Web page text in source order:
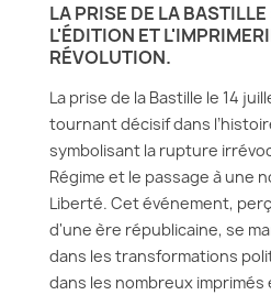
LA PRISE DE LA
L'ÉDITION ET
RÉVOLUTION.
La prise de la Bastille le 14
tournant décisif dans
symbolisant la rupture
Régime et le passage à une
Liberté. Cet événement,
d'une ère républicaine, se
dans les transformations
dans les nombreux